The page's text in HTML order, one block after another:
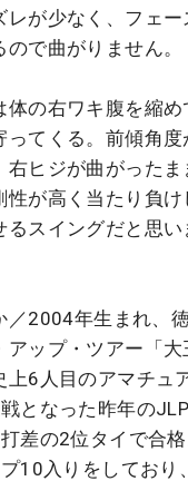
レが少なく、フェー
で曲がりません。
体の右ワキ腹を縮め
ってくる。前傾角
ヒジが曲がったま
が高く当たり負け
スイングだと思い
／2004年生まれ、
アップ・ツアー「大
上6人目のアマチュ
となった昨年の
差の2位タイで合
10入りをしており